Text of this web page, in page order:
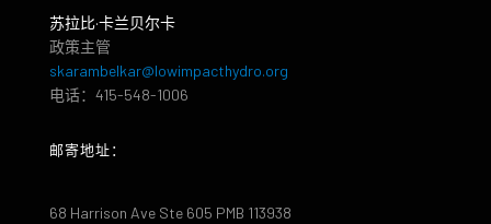
苏拉比·卡兰贝尔卡
政策主管
skarambelkar@lowimpacthydro.org
电话：415-548-1006
邮寄地址：
68 Harrison Ave Ste 605 PMB 113938